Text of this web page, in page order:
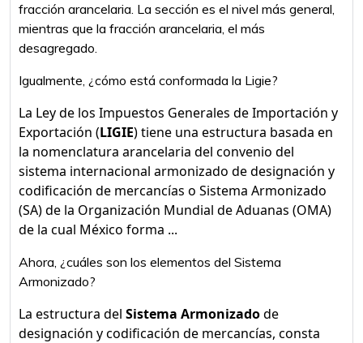
fracción arancelaria. La sección es el nivel más general,
mientras que la fracción arancelaria, el más
desagregado.
Igualmente, ¿cómo está conformada la Ligie?
La Ley de los Impuestos Generales de Importación y
Exportación (LIGIE) tiene una estructura basada en
la nomenclatura arancelaria del convenio del
sistema internacional armonizado de designación y
codificación de mercancías o Sistema Armonizado
(SA) de la Organización Mundial de Aduanas (OMA)
de la cual México forma ...
Ahora, ¿cuáles son los elementos del Sistema
Armonizado?
La estructura del Sistema Armonizadode
designación y codificación de mercancías, consta